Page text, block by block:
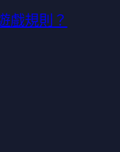
戲規則？